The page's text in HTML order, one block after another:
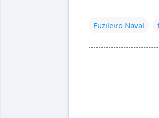
Fuzileiro Naval